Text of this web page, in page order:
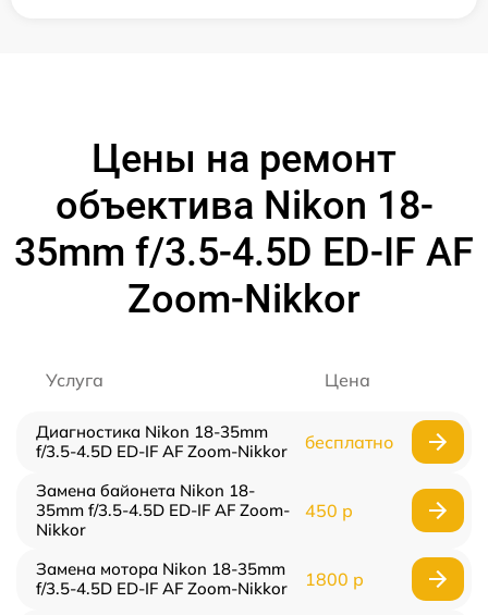
Цены на ремонт
объектива Nikon 18-
35mm f/3.5-4.5D ED-IF AF
Zoom-Nikkor
Услуга Цена
Диагностика Nikon 18-35mm
f/3.5-4.5D ED-IF AF Zoom-Nikkor
бесплатно
Замена байонета Nikon 18-
35mm f/3.5-4.5D ED-IF AF Zoom-
Nikkor
450 р
Замена мотора Nikon 18-35mm
f/3.5-4.5D ED-IF AF Zoom-Nikkor
1800 р